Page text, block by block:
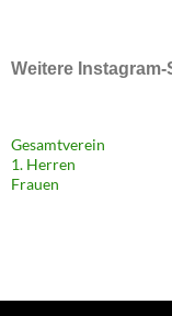
Weitere Instagram-
Gesamtverein
1. Herren
Frauen